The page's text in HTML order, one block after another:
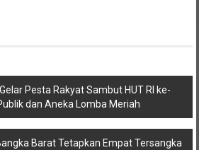
Pesta Rakyat Sambut HUT RI ke-
dan Aneka Lomba Meriah
Barat Tetapkan Empat Tersangka